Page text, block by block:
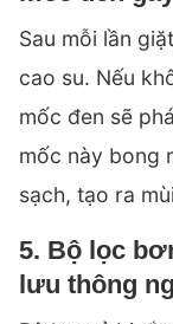
Sau mỗi lần
cao su. Nếu
mốc đen sẽ
mốc này bong
sạch, tạo ra
5. Bộ lọc
lưu thông